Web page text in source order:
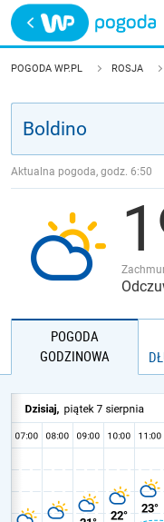
Trwa ładowanie
POLSKA
POGODA WP.PL ROSJA
Aktualna pogoda, godz. 6:50
POGODA
GODZINOWA